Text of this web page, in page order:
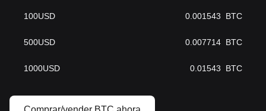
100USD 0.001543 BTC
500USD 0.007714 BTC
1000USD 0.01543 BTC